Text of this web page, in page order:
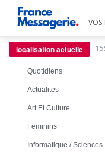
VOS
localisation actuelle :
Quotidiens
Actualites
Art Et Culture
Feminins
Informatique / Sciences